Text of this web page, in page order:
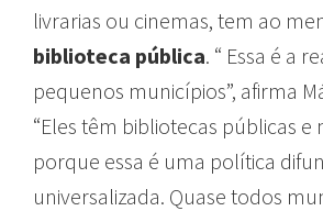
livrarias ou cinemas, tem ao
biblioteca pública. “ Essa é a
pequenos municípios”, afirma
“Eles têm bibliotecas públicas e
porque essa é uma política
universalizada. Quase todos